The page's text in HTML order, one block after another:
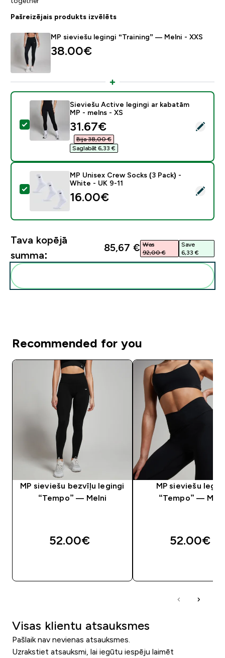
Pašreizējais produkts izvēlēts
MP sieviešu legingi “Training” — Melni - XXS
38.00€‎
Atlasīt šo produktu - Sieviešu Active legingi ar
Sieviešu Active legingi ar kabatām
MP - melns - XS
discounted price
31.67€‎
Bija 38,00 €‎
Saglabāt 6,33 €‎
Atlasīt šo produktu - MP Unisex Crew Socks (3 Pack)
MP Unisex Crew Socks (3 Pack) -
White - UK 9-11
16.00€‎
Tava kopējā
summa:
85,67 €‎ Was
92,00 €‎
Save
6,33 €‎
Recommended for you
MP sieviešu bezvīļu legingi
“Tempo” — Melni
52.00€‎
MP sieviešu
“Tempo” —
52.00€‎
Visas klientu atsauksmes
Pašlaik nav nevienas atsauksmes.
Uzrakstiet atsauksmi, lai iegūtu iespēju laimēt